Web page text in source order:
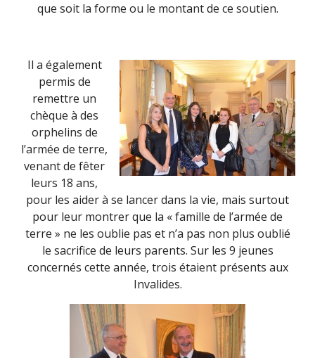
que soit la forme ou le montant de ce soutien.
Il a également
permis de
remettre un
chèque à des
orphelins de
l’armée de terre,
venant de fêter
leurs 18 ans,
pour les aider à se lancer dans la vie, mais surtout
pour leur montrer que la « famille de l’armée de
terre » ne les oublie pas et n’a pas non plus oublié
le sacrifice de leurs parents. Sur les 9 jeunes
concernés cette année, trois étaient présents aux
Invalides.